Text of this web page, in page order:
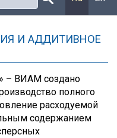
И АДДИТИВНОЕ
– ВИАМ создано
полного
расходуемой
содержанием